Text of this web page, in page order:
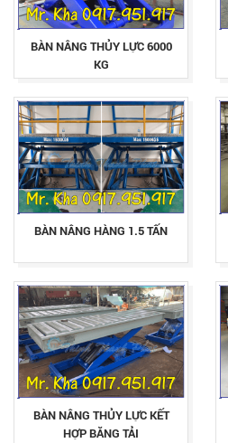
BÀN NÂNG THỦY LỰC 6000
KG
BÀN NÂNG HÀNG 1.5 TẤN
BÀN NÂNG THỦY LỰC KẾT
HỢP BĂNG TẢI